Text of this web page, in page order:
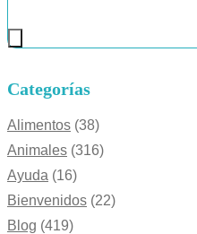
Categorías
Alimentos (38)
Animales (316)
Ayuda (16)
Bienvenidos (22)
Blog (419)